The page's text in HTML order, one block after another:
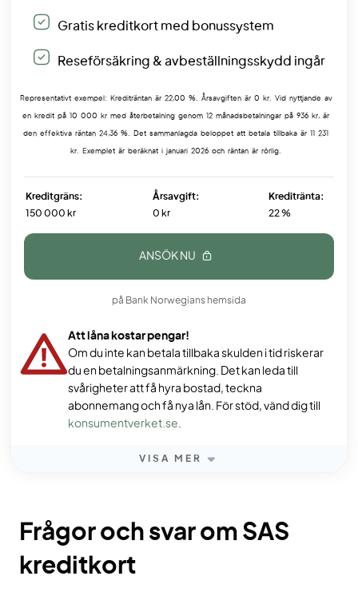
Gratis kreditkort med bonussystem
Reseförsäkring & avbeställningsskydd ingår
Representativt exempel: Krediträntan är 22,00 %. Årsavgiften är 0 kr. Vid nyttjande av
en kredit på 10 000 kr med återbetalning genom 12 månadsbetalningar på 936 kr, är
den effektiva räntan 24,36 %. Det sammanlagda beloppet att betala tillbaka är 11 231
kr. Exemplet är beräknat i januari 2026 och räntan är rörlig.
Kreditgräns:
150 000 kr
Årsavgift:
0 kr
Kreditränta:
22 %
ANSÖK NU
på Bank Norwegians hemsida
Att låna kostar pengar!
Om du inte kan betala tillbaka skulden i tid riskerar
du en betalningsanmärkning. Det kan leda till
svårigheter att få hyra bostad, teckna
abonnemang och få nya lån. För stöd, vänd dig till
konsumentverket.se.
VISA MER
Frågor och svar om SAS
kreditkort